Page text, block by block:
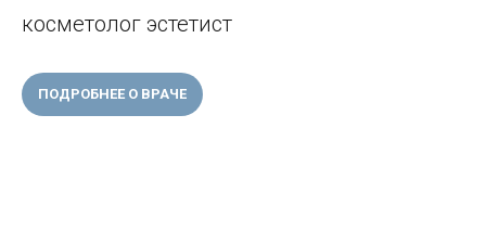
косметолог эстетист
ПОДРОБНЕЕ О ВРАЧЕ